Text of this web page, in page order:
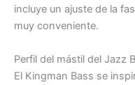
incluye un ajuste de la
muy conveniente.
Perfil del mástil del Jazz
El Kingman Bass se